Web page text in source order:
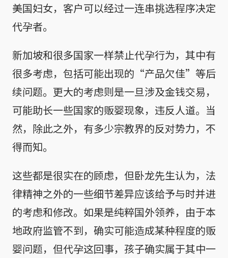
美国妇女，客户可以经过一连串挑选程序决定
代孕者。
新加坡和很多国家一样禁止代孕行为，其中有
很多考虑，包括可能出现的“产品欠佳”等后
续问题。更大的考虑则是一旦涉及金钱交易，
可能助长一些国家的贩婴现象，违反人道。当
然，除此之外，有多少宗教界的反对势力，不
得而知。
这些都是很实在的顾虑，但卧龙先生认为，法
律精神之外的一些细节差异应该给予与时并进
的考虑和修改。如果是纯粹国外领养，由于本
地政府监管不到，确实可能造成某种程度的贩
婴问题，但代孕这回事，孩子确实属于其中一